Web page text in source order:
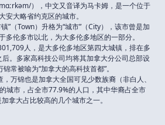
），中文又音译为马卡姆，是一个位于
安大略省约克区的城市。
”（Town）升格为“城市”（City），该市曾是加
多伦多市以北，为大多伦多地区的一部分。
人，是大多伦多地区第四大城镇，排在多
。多家高科技公司均将其加拿大分公司总部设
常被喻为“加拿大的高科技首都”。
万锦也是加拿大全国可见少数族裔（非白人、
城市，占全市77.9%的人口，其中华裔占全市
拿大占比较高的几个城市之一。